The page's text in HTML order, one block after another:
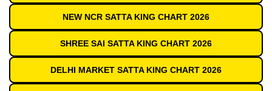
NEW NCR SATTA KING CHART 2026
SHREE SAI SATTA KING CHART 2026
DELHI MARKET SATTA KING CHART 2026